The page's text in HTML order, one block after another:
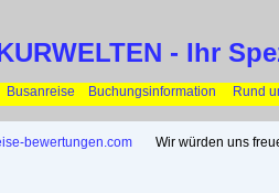
- Ihr
Busanreise Buchungsinformation Rund
Wir würden uns